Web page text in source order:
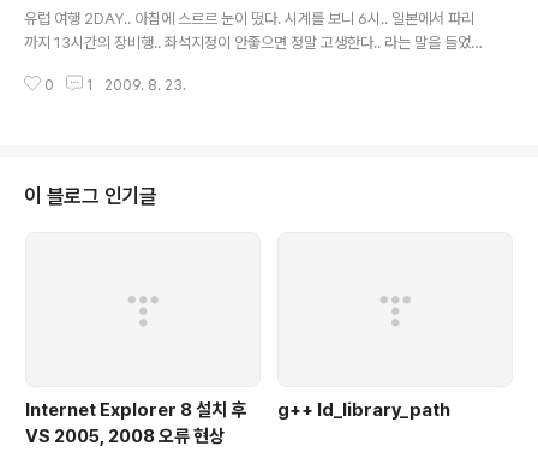
늘에 구름이 잔뜩꼈다. 다시 아파트로 들어와보니 7시반정
도.. 그제서야 주인이 일어나서 아침을 준비하는것같다.. 어
사람이 있는것을 보아 주인하고 같이 술마신거같았다. 근
유럽 여행 2DAY.. 아침에 스르르 눈이 떴다. 시계를 보니 6시.. 일본에서 파리
까지 13시간의 장비행.. 좌석지정이 안좋으면 정말 고생한다.. 라는 말을 들었기
지??ㅋㅋ 난 깨끗한 이미지니깐 괜찮을꺼야(이글읽는분들 죄송 ㅋㅋ)라고 생각
사로 뛰어갔다. 항공사 지상직원왈 "!@#!@#$#%#$%#$%#$%#$%#
$#$%#$%$%&%^&%^" 헉.. 머야 ㅡ,.ㅡ 직원이 영어로 쏼라쏼라 하는..
0 1 2009. 8. 23.
이 블로그 인기글
Internet Explorer 8 설치 후
VS 2005, 2008 오류 현상
g++ ld_library_path